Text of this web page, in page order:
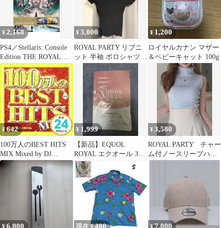
¥ 2,168
PS4／Stellaris: Console
Edition THE ROYAL
[DLコード付属なし]
¥3,000
ROYAL PARTY リブニ
ット 半袖 ポロシャツ
¥ 1,200
ロイヤルカナン マザー
＆ベビーキャット 100g
¥642
100万人のBEST HITS
MIX Mixed by DJ
ROYAL [CD] オムニバ
¥ 1,999
【新品】EQUOL
ROYAL エクオール 30
粒入
¥3,580
ROYAL PARTY チャー
ム付ノースリーブハイ
¥6,000 現在 ¥400 ¥7,000